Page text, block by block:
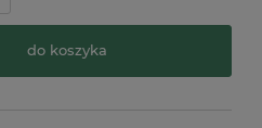
do koszyka